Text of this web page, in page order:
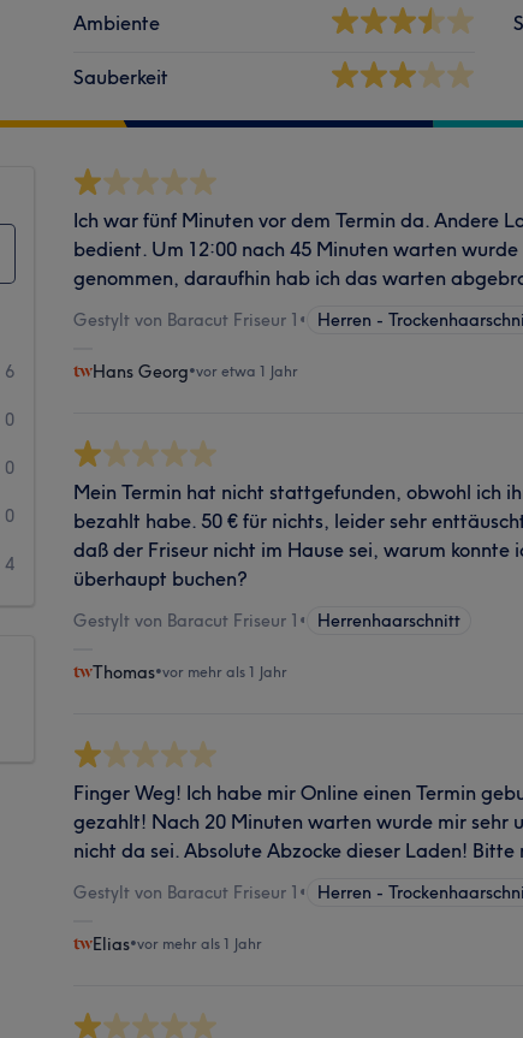
Ambiente
Sauberkeit
6
0
0
0
4
Ich war fünf Minuten vor dem Termin da. Andere
bedient. Um 12:00 nach 45 Minuten warten
genommen, daraufhin hab ich das warten
Gestylt von Baracut Friseur 1 • Herren -
Hans Georg•vor etwa 1 Jahr
Mein Termin hat nicht stattgefunden, obwohl ich
bezahlt habe. 50 € für nichts, leider sehr
daß der Friseur nicht im Hause sei, warum konnte
überhaupt buchen?
Gestylt von Baracut Friseur 1 • Herrenhaarschnitt
Thomas•vor mehr als 1 Jahr
Finger Weg! Ich habe mir Online einen Termin
gezahlt! Nach 20 Minuten warten wurde mir sehr
nicht da sei. Absolute Abzocke dieser Laden! Bitte
Gestylt von Baracut Friseur 1 • Herren -
Elias•vor mehr als 1 Jahr